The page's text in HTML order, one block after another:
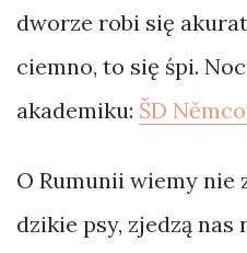
dworze robi się
ciemno, to się śpi.
akademiku: ŠD
O Rumunii wiemy nie
dzikie psy, zjedzą